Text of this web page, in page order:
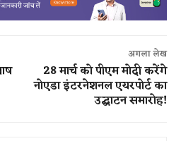
अगला लेख
28 मार्च को पीएम मोदी करेंगे
नोएडा इंटरनेशनल एयरपोर्ट का
उद्घाटन समारोह!